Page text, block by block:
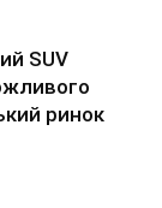
SUV
ринок